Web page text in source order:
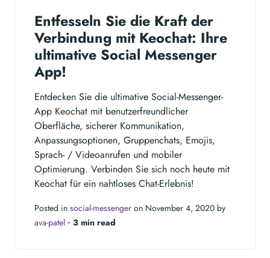
Entfesseln Sie die Kraft der
Verbindung mit Keochat: Ihre
ultimative Social Messenger
App!
Entdecken Sie die ultimative Social-Messenger-
App Keochat mit benutzerfreundlicher
Oberfläche, sicherer Kommunikation,
Anpassungsoptionen, Gruppenchats, Emojis,
Sprach- / Videoanrufen und mobiler
Optimierung. Verbinden Sie sich noch heute mit
Keochat für ein nahtloses Chat-Erlebnis!
Posted in social-messenger on November 4, 2020 by
ava-patel ‐ 3 min read